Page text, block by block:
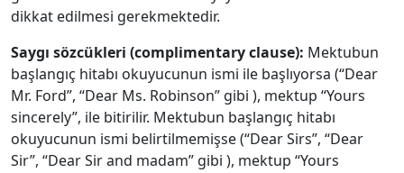
dikkat edilmesi gerekmektedir.
Saygı sözcükleri (complimentary clause): Mektubun
başlangıç hitabı okuyucunun ismi ile başlıyorsa (“Dear
Mr. Ford”, “Dear Ms. Robinson” gibi ), mektup “Yours
sincerely”, ile bitirilir. Mektubun başlangıç hitabı
okuyucunun ismi belirtilmemişse (“Dear Sirs”, “Dear
Sir”, “Dear Sir and madam” gibi ), mektup “Yours